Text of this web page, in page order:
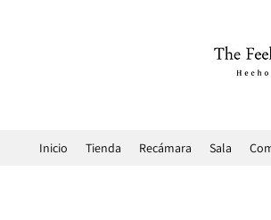
Inicio Tienda Recámara Sala